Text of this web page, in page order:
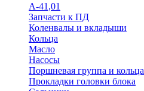
А-41,01
Запчасти к ПД
Коленвалы и вкладыши
Кольца
Масло
Насосы
Поршневая группа и кольца
Прокладки головки блока